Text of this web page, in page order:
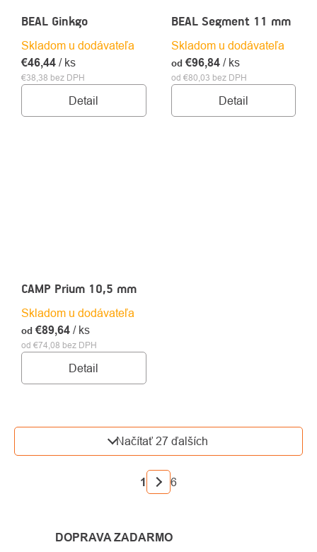
BEAL Ginkgo
Skladom u dodávateľa
€38,38 bez DPH
€46,44 / ks
Detail
BEAL Segment 11 mm
Skladom u dodávateľa
od €80,03 bez DPH
od €96,84 / ks
Detail
CAMP Prium 10,5 mm
Skladom u dodávateľa
od €74,08 bez DPH
od €89,64 / ks
Detail
OVLÁDACIE
PRVKY
VÝPISU
Načítať 27 ďalších
STRÁNKOVANIE
1 6
DOPRAVA ZADARMO